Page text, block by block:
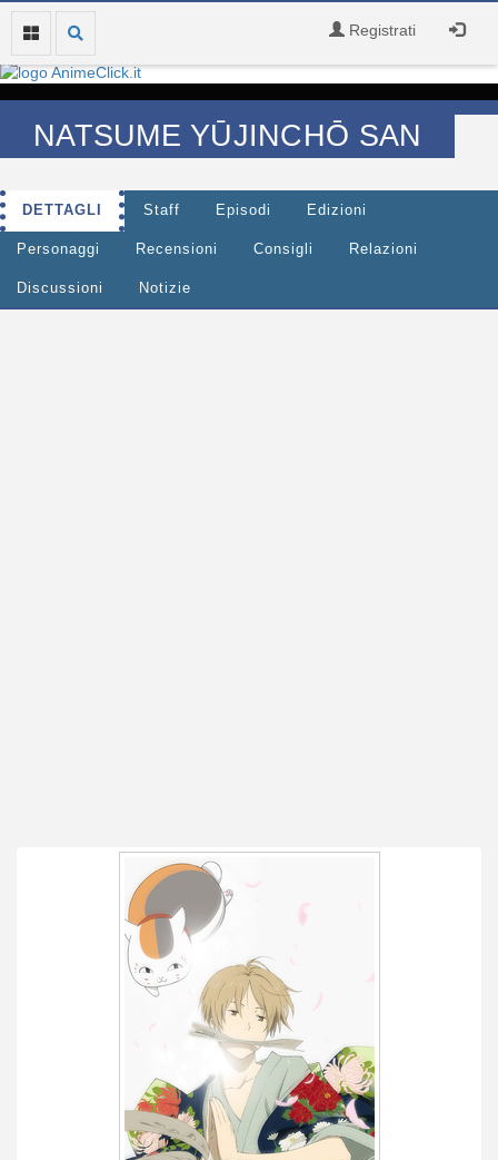
Registrati
NATSUME YŪJINCHŌ SAN
DETTAGLI Staff Episodi Edizioni
Personaggi Recensioni Consigli Relazioni
Discussioni Notizie